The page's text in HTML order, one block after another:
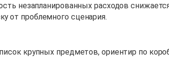
незапланированных расходов
от проблемного сценария.
крупных предметов, ориентир по